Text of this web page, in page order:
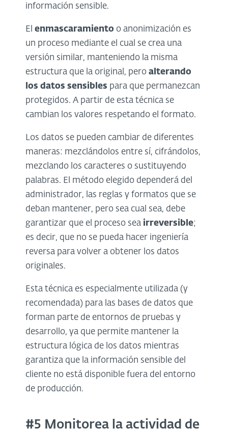
información sensible.
El enmascaramiento o anonimización es
un proceso mediante el cual se crea una
versión similar, manteniendo la misma
estructura que la original, pero alterando
los datos sensibles para que permanezcan
protegidos. A partir de esta técnica se
cambian los valores respetando el formato.
Los datos se pueden cambiar de diferentes
maneras: mezclándolos entre sí, cifrándolos,
mezclando los caracteres o sustituyendo
palabras. El método elegido dependerá del
administrador, las reglas y formatos que se
deban mantener, pero sea cual sea, debe
garantizar que el proceso sea irreversible;
es decir, que no se pueda hacer ingeniería
reversa para volver a obtener los datos
originales.
Esta técnica es especialmente utilizada (y
recomendada) para las bases de datos que
forman parte de entornos de pruebas y
desarrollo, ya que permite mantener la
estructura lógica de los datos mientras
garantiza que la información sensible del
cliente no está disponible fuera del entorno
de producción.
#5 Monitorea la actividad de